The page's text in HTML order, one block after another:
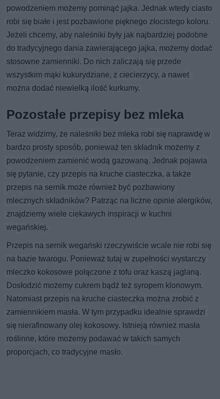
powodzeniem możemy pominąć jajka. Jednak wtedy ciasto
robi się białe i jest pozbawione pięknego złocistego koloru.
Jeżeli chcemy, aby naleśniki były jak najbardziej podobne
do tradycyjnego dania zawierającego jajka, możemy dodać
stosowne zamienniki. Do nich zaliczają się przede
wszystkim mąki kukurydziane, z ciecierzycy, a nawet
można dodać niewielką ilość kurkumy.
Pozostałe przepisy bez mleka
Teraz widzimy, że naleśniki bez mleka robi się naprawdę w
bardzo prosty sposób, ponieważ ten składnik możemy z
powodzeniem zamienić wodą gazowaną. Jednak pojawia
się pytanie, czy przepis na kruche ciasteczka, a także
przepis na sernik może również być pozbawiony
mlecznych składników? Patrząc na liczne opinie alergików,
znajdziemy wiele ciekawych inspiracji w kuchni
wegańskiej.
Przepis na sernik wegański rzeczywiście wcale nie robi się
na bazie twarogu. Ponieważ tutaj w zupełności wystarczy
mleczko kokosowe połączone z tofu oraz kaszą jaglaną.
Dosłodzić możemy cukrem bądź też syropem klonowym.
Natomiast przepis na kruche ciasteczka można zrobić z
zamiennikiem masła. W tym przypadku idealnie sprawdzi
się nierafinowany olej kokosowy. Istnieją również masła
roślinne, które możemy podawać w takich samych
proporcjach, co tradycyjne masło.